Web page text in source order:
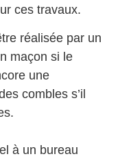
ces travaux.
réalisée par un
maçon si le
une
combles s’il
à un bureau